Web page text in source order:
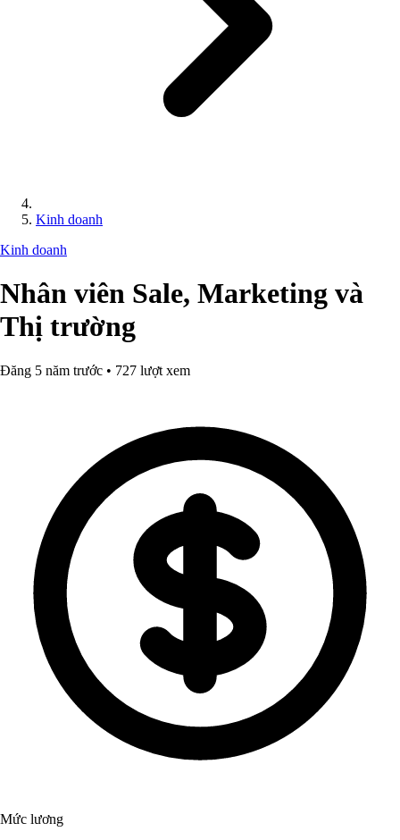
Kinh doanh
Kinh doanh
Nhân viên Sale, Marketing và
Thị trường
Đăng 5 năm trước • 727 lượt xem
Mức lương